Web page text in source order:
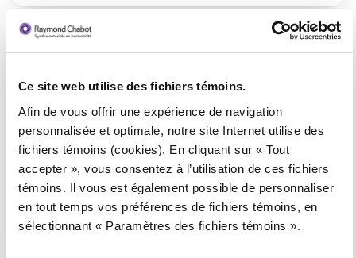
Ce site web utilise des fichiers témoins.
Afin de vous offrir une expérience de navigation
personnalisée et optimale, notre site Internet utilise des
fichiers témoins (cookies). En cliquant sur « Tout
accepter », vous consentez à l’utilisation de ces fichiers
témoins. Il vous est également possible de personnaliser
en tout temps vos préférences de fichiers témoins, en
sélectionnant « Paramètres des fichiers témoins ».
Consultation téléphonique ou
vidéoconférence seulement
(Affilié au bureau de Blainville)
1 855 724-2268